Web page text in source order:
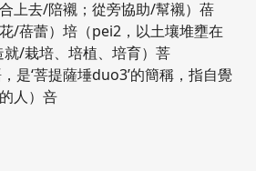
上去/陪襯；從旁協助/幫襯）蓓
/蓓蕾）培（pei2，以土壤堆壅在
/栽培、培植、培育）菩
，是‘菩提薩埵duo3’的簡稱，指自覺
人）咅